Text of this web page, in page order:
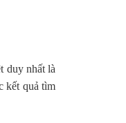
duy nhất là
kết quả tìm